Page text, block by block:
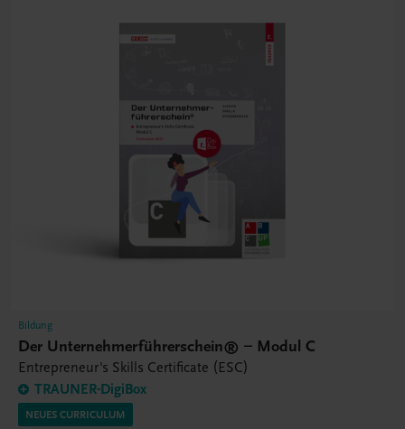
Bildung
Der Unternehmerführerschein® – Modul C
Entrepreneur's Skills Certificate (ESC)
TRAUNER-DigiBox
NEUES CURRICULUM